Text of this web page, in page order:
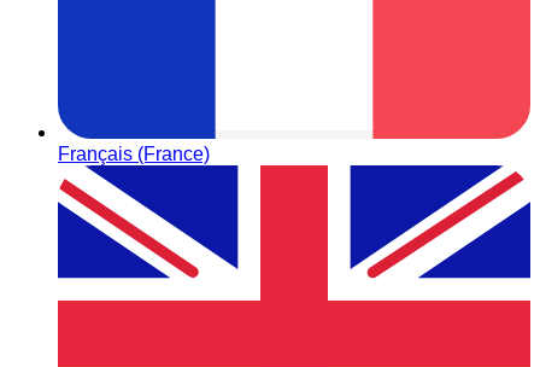
Français (France)